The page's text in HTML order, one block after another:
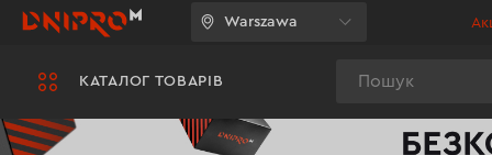
КАТАЛОГ ТОВАРІВ
Warszawa